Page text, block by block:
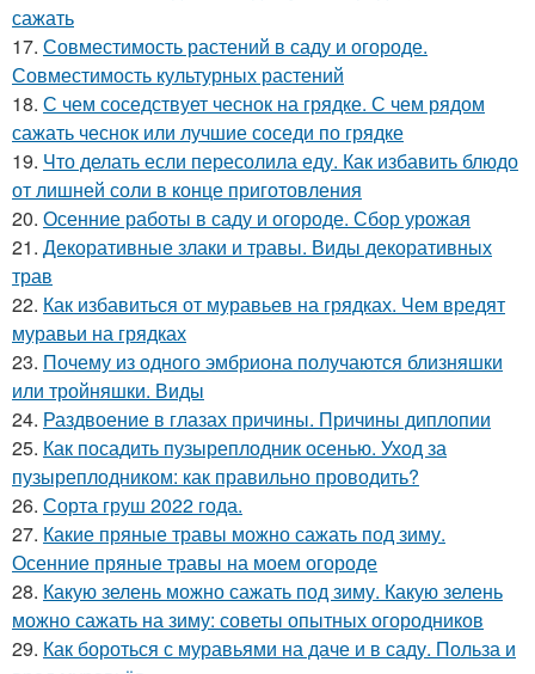
сажать
17. Совместимость растений в саду и огороде.
Совместимость культурных растений
18. С чем соседствует чеснок на грядке. С чем рядом
сажать чеснок или лучшие соседи по грядке
19. Что делать если пересолила еду. Как избавить блюдо
от лишней соли в конце приготовления
20. Осенние работы в саду и огороде. Сбор урожая
21. Декоративные злаки и травы. Виды декоративных
трав
22. Как избавиться от муравьев на грядках. Чем вредят
муравьи на грядках
23. Почему из одного эмбриона получаются близняшки
или тройняшки. Виды
24. Раздвоение в глазах причины. Причины диплопии
25. Как посадить пузыреплодник осенью. Уход за
пузыреплодником: как правильно проводить?
26. Сорта груш 2022 года.
27. Какие пряные травы можно сажать под зиму.
Осенние пряные травы на моем огороде
28. Какую зелень можно сажать под зиму. Какую зелень
можно сажать на зиму: советы опытных огородников
29. Как бороться с муравьями на даче и в саду. Польза и